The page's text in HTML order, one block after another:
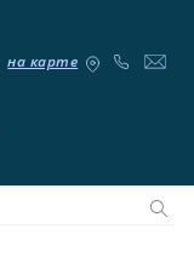
на карте